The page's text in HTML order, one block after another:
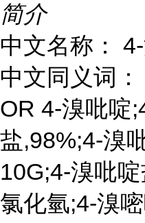
简介
中文名称：
中文同义词
OR 4-溴吡啶
盐,98%;4-溴
10G;4-溴吡
氯化氫;4-溴